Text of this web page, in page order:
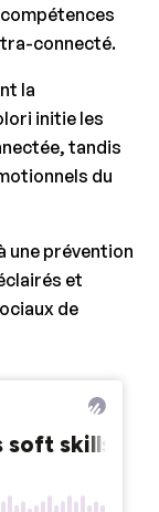
connecté.
la
initie les
tandis
du
une prévention
et
de